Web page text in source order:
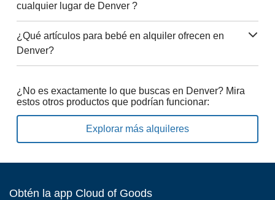
cualquier lugar de Denver ?
¿Qué artículos para bebé en alquiler ofrecen en
Denver?
¿No es exactamente lo que buscas en Denver? Mira
estos otros productos que podrían funcionar:
Explorar más alquileres
Obtén la app Cloud of Goods